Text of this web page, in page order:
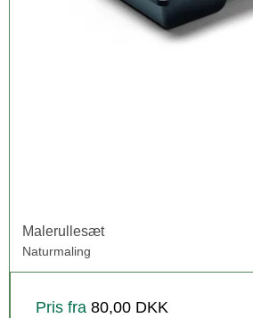
Malerullesæt
Naturmaling
Pris fra 80,00 DKK